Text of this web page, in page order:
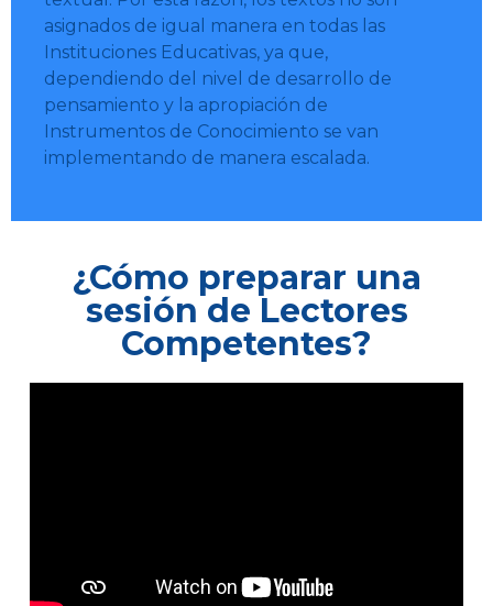
asignados de igual manera en todas las
Instituciones Educativas, ya que,
dependiendo del nivel de desarrollo de
pensamiento y la apropiación de
Instrumentos de Conocimiento se van
implementando de manera escalada.
¿Cómo preparar una
sesión de Lectores
Competentes?